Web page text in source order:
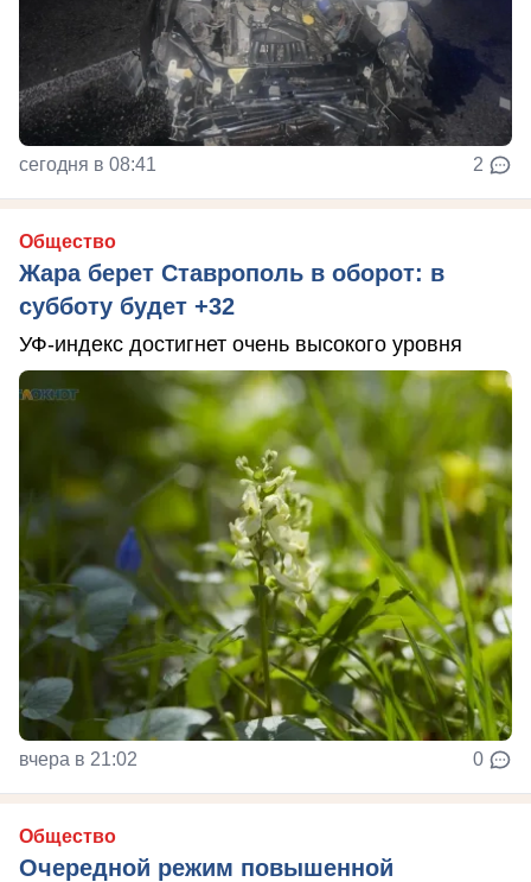
сегодня в 08:41 2
Общество
Жара берет Ставрополь в оборот: в
субботу будет +32
УФ-индекс достигнет очень высокого уровня
вчера в 21:02 0
Общество
Очередной режим повышенной